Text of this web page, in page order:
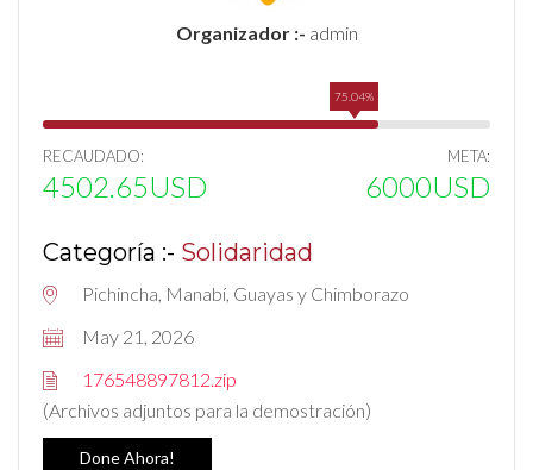
Organizador :- admin
75.04%
RECAUDADO:
4502.65USD
META:
6000USD
Categoría :- Solidaridad
Pichincha, Manabí, Guayas y Chimborazo
May 21, 2026
176548897812.zip
(Archivos adjuntos para la demostración)
Done Ahora!